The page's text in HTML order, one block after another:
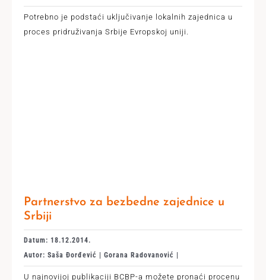
Potrebno je podstaći uključivanje lokalnih zajednica u
proces pridruživanja Srbije Evropskoj uniji.
Partnerstvo za bezbedne zajednice u
Srbiji
Datum: 18.12.2014.
Autor: Saša Đorđević | Gorana Radovanović |
U najnovijoj publikaciji BCBP-a možete pronaći procenu